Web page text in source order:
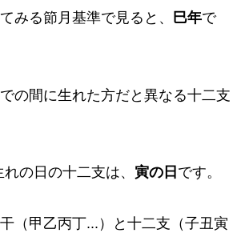
みる節月基準で見ると、 巳年で
の間に生れた方だと異なる十二支
の日の十二支は、 寅の日 です。
（甲乙丙丁...）と十二支（子丑寅